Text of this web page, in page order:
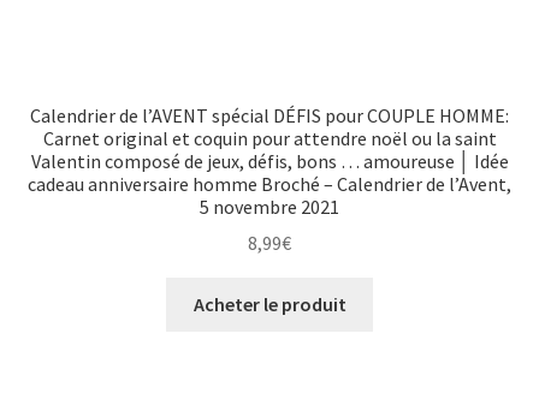
Calendrier de l’AVENT spécial DÉFIS pour COUPLE HOMME:
Carnet original et coquin pour attendre noël ou la saint
Valentin composé de jeux, défis, bons … amoureuse │ Idée
cadeau anniversaire homme Broché – Calendrier de l’Avent,
5 novembre 2021
8,99€
Acheter le produit